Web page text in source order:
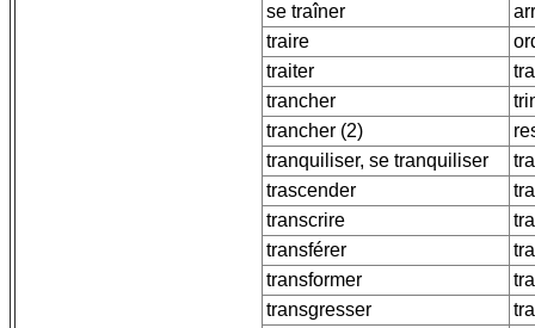
se traîner
traire
traiter
trancher
trancher (2)
tranquiliser, se tranquiliser
trascender
transcrire
transférer
transformer
transgresser